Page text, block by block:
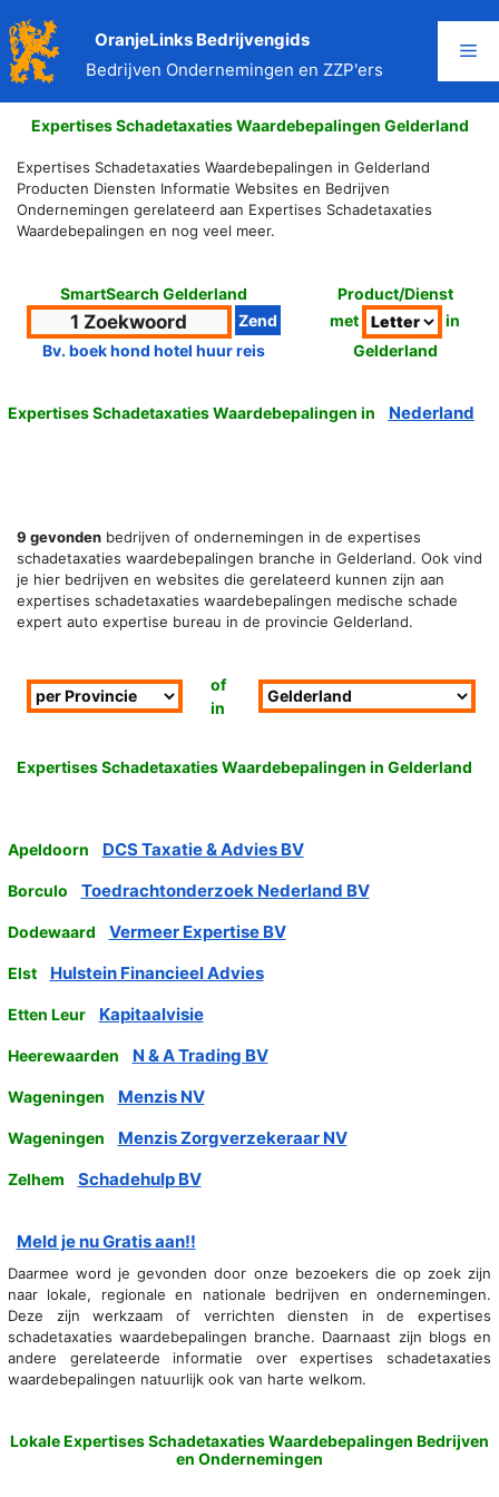
naar
de
inhoud
OranjeLinks Bedrijvengids
Bedrijven Ondernemingen en ZZP'ers
Expertises Schadetaxaties Waardebepalingen Gelderland
Expertises Schadetaxaties Waardebepalingen in Gelderland
Producten Diensten Informatie Websites en Bedrijven
Ondernemingen gerelateerd aan Expertises Schadetaxaties
Waardebepalingen en nog veel meer.
SmartSearch Gelderland
Bv. boek hond hotel huur reis
Product/Dienst
met
in
Gelderland
Expertises Schadetaxaties Waardebepalingen in Nederland
9 gevonden bedrijven of ondernemingen in de expertises
schadetaxaties waardebepalingen branche in Gelderland. Ook vind
je hier bedrijven en websites die gerelateerd kunnen zijn aan
expertises schadetaxaties waardebepalingen medische schade
expert auto expertise bureau in de provincie Gelderland.
of
in
Expertises Schadetaxaties Waardebepalingen in Gelderland
Apeldoorn DCS Taxatie & Advies BV
Borculo Toedrachtonderzoek Nederland BV
Dodewaard Vermeer Expertise BV
Elst Hulstein Financieel Advies
Etten Leur Kapitaalvisie
Heerewaarden N & A Trading BV
Wageningen Menzis NV
Wageningen Menzis Zorgverzekeraar NV
Zelhem Schadehulp BV
Meld je nu Gratis aan!!
Daarmee word je gevonden door onze bezoekers die op zoek zijn
naar lokale, regionale en nationale bedrijven en ondernemingen.
Deze zijn werkzaam of verrichten diensten in de expertises
schadetaxaties waardebepalingen branche. Daarnaast zijn blogs en
andere gerelateerde informatie over expertises schadetaxaties
waardebepalingen natuurlijk ook van harte welkom.
Lokale Expertises Schadetaxaties Waardebepalingen Bedrijven
en Ondernemingen